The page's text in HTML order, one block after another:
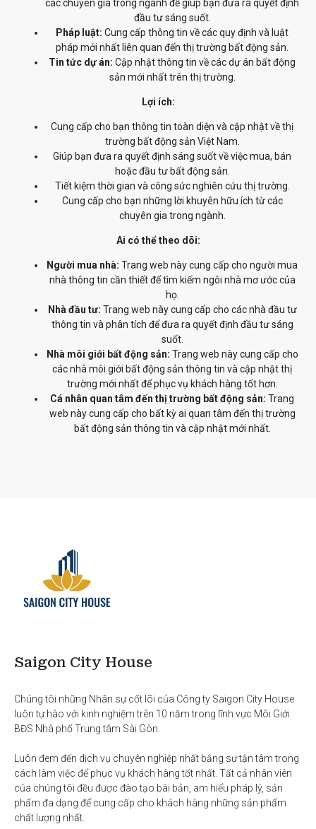
các chuyên gia trong ngành để giúp bạn đưa ra quyết định
đầu tư sáng suốt.
Pháp luật: Cung cấp thông tin về các quy định và luật
pháp mới nhất liên quan đến thị trường bất động sản.
Tin tức dự án: Cập nhật thông tin về các dự án bất động
sản mới nhất trên thị trường.
Lợi ích:
Cung cấp cho bạn thông tin toàn diện và cập nhật về thị
trường bất động sản Việt Nam.
Giúp bạn đưa ra quyết định sáng suốt về việc mua, bán
hoặc đầu tư bất động sản.
Tiết kiệm thời gian và công sức nghiên cứu thị trường.
Cung cấp cho bạn những lời khuyên hữu ích từ các
chuyên gia trong ngành.
Ai có thể theo dõi:
Người mua nhà: Trang web này cung cấp cho người mua
nhà thông tin cần thiết để tìm kiếm ngôi nhà mơ ước của
họ.
Nhà đầu tư: Trang web này cung cấp cho các nhà đầu tư
thông tin và phân tích để đưa ra quyết định đầu tư sáng
suốt.
Nhà môi giới bất động sản: Trang web này cung cấp cho
các nhà môi giới bất động sản thông tin và cập nhật thị
trường mới nhất để phục vụ khách hàng tốt hơn.
Cá nhân quan tâm đến thị trường bất động sản: Trang
web này cung cấp cho bất kỳ ai quan tâm đến thị trường
bất động sản thông tin và cập nhật mới nhất.
Saigon City House
Chúng tôi những Nhân sự cốt lõi của Công ty Saigon City House
luôn tự hào với kinh nghiệm trên 10 năm trong lĩnh vực Môi Giới
BĐS Nhà phố Trung tâm Sài Gòn.
Luôn đem đến dịch vụ chuyên nghiệp nhất bằng sự tận tâm trong
cách làm việc để phục vụ khách hàng tốt nhất. Tất cả nhân viên
của chúng tôi đều được đào tạo bài bản, am hiểu pháp lý, sản
phẩm đa dạng để cung cấp cho khách hàng những sản phẩm
chất lượng nhất.